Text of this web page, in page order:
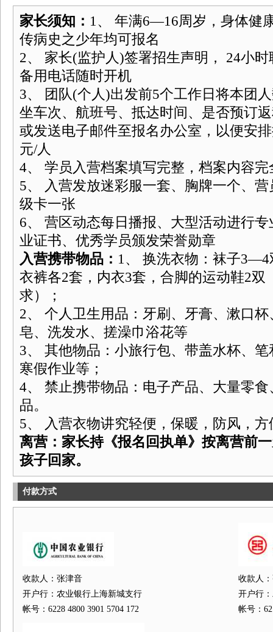
家长须知： 1、 年满6—16周岁，身体健
传病史之少年均可报名
2、 家长(监护人)签署招生声明， 24小
备用电话随时开机
3、 团队(个人)出发前5个工作日将本团
坐车次、航班号、抵达时间、是否预订
或发送电子邮件至报名办公室，以便安
元/人
4、 学员入营档案填写完整，档案内容完
5、 入营发放迷彩服一套、胸牌一个、
级卡一张
6、 营区动态每日播报、大型活动进行
业证书、优秀学员颁发荣誉勋章
入营携带物品： 1、 换洗衣物：袜子
衣裤各2套，内衣3套，合脚的运动鞋2双
求）；
2、 个人卫生用品：牙刷、牙膏、漱口
皂、洗发水、搓澡巾浴花等
3、 其他物品：小旅行包、带盖水杯、
寒假作业等；
4、 禁止携带物品：电子产品、大量零
品。
5、 入营衣物讲究轻便，保暖，防风，
离营：家长持《报名回执单》按离营前
孩子回家。
付款方式
收款人：张津音
开户行：农业银行上海新城支行
帐号：6228 4800 3901 5704 172
收款人
开户行
帐号：